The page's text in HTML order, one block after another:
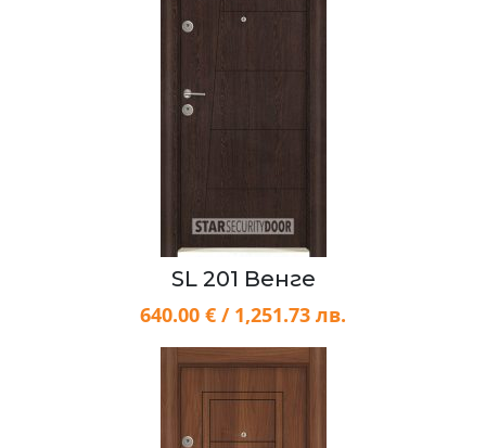
SL 201 Венге
640.00 € / 1,251.73 лв.